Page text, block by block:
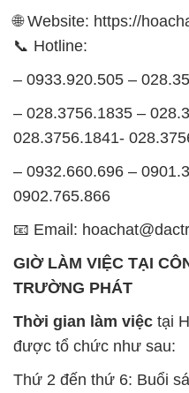
🌐 Website: https://
📞 Hotline:
– 0933.920.505 –
– 028.3756.1835 –
028.3756.1841-
– 0932.660.696 –
0902.765.866
📧 Email:
GIỜ LÀM VIỆC TẠI
TRƯỜNG PHÁT
Thời gian làm việc tại
được tổ chức như sau:
Thứ 2 đến thứ 6: Buổi